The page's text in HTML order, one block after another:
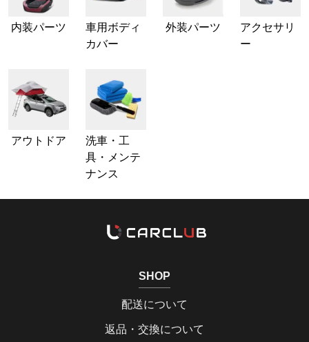
内装パーツ
車用ボディ
カバー
外装パーツ
アクセサリ
ー
アウトドア
洗車・工
具・メンテ
ナンス
SHOP
配送について
返品・交換について